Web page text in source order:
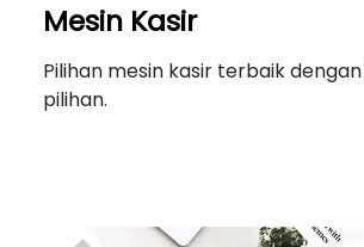
Mesin Kasir
Pilihan mesin kasir terbaik
pilihan.